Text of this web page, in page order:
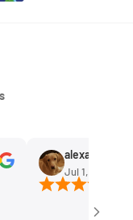
alexandra
Jul 1, 2023